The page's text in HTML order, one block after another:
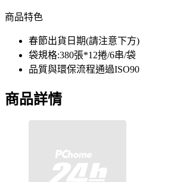
商品特色
春節出貨日期(請注意下方)
袋規格:380張*12捲/6串/袋
品質與環保流程通過ISO90
商品詳情